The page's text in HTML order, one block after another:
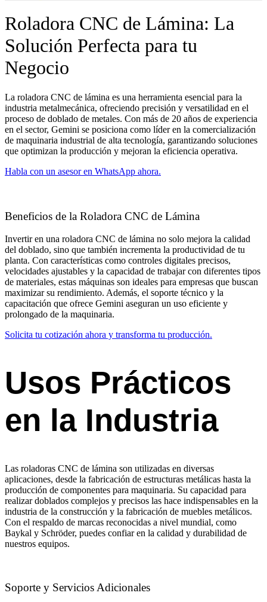
Roladora CNC de Lámina: La
Solución Perfecta para tu
Negocio
La roladora CNC de lámina es una herramienta esencial para la
industria metalmecánica, ofreciendo precisión y versatilidad en el
proceso de doblado de metales. Con más de 20 años de experiencia
en el sector, Gemini se posiciona como líder en la comercialización
de maquinaria industrial de alta tecnología, garantizando soluciones
que optimizan la producción y mejoran la eficiencia operativa.
Habla con un asesor en WhatsApp ahora.
Beneficios de la Roladora CNC de Lámina
Invertir en una roladora CNC de lámina no solo mejora la calidad
del doblado, sino que también incrementa la productividad de tu
planta. Con características como controles digitales precisos,
velocidades ajustables y la capacidad de trabajar con diferentes tipos
de materiales, estas máquinas son ideales para empresas que buscan
maximizar su rendimiento. Además, el soporte técnico y la
capacitación que ofrece Gemini aseguran un uso eficiente y
prolongado de la maquinaria.
Solicita tu cotización ahora y transforma tu producción.
Usos Prácticos
en la Industria
Las roladoras CNC de lámina son utilizadas en diversas
aplicaciones, desde la fabricación de estructuras metálicas hasta la
producción de componentes para maquinaria. Su capacidad para
realizar doblados complejos y precisos las hace indispensables en la
industria de la construcción y la fabricación de muebles metálicos.
Con el respaldo de marcas reconocidas a nivel mundial, como
Baykal y Schröder, puedes confiar en la calidad y durabilidad de
nuestros equipos.
Soporte y Servicios Adicionales